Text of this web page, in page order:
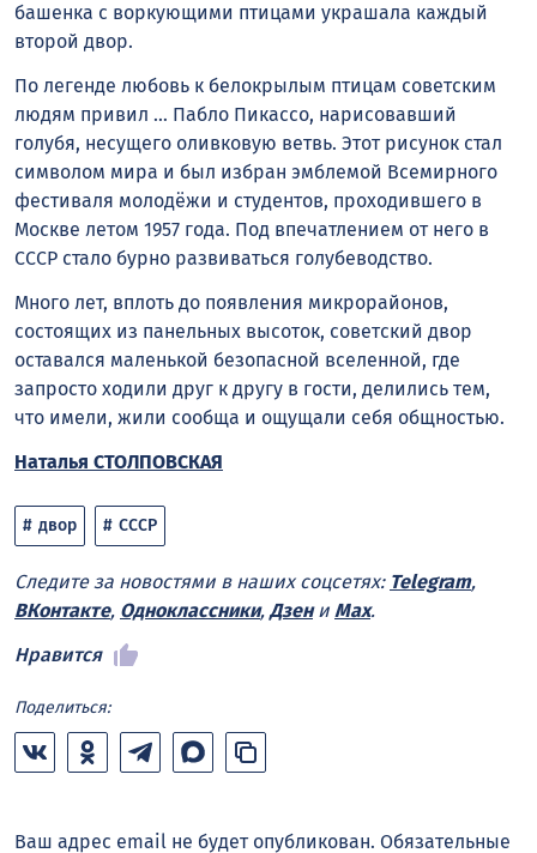
башенка с воркующими птицами украшала каждый
второй двор.
По легенде любовь к белокрылым птицам советским
людям привил … Пабло Пикассо, нарисовавший
голубя, несущего оливковую ветвь. Этот рисунок стал
символом мира и был избран эмблемой Всемирного
фестиваля молодёжи и студентов, проходившего в
Москве летом 1957 года. Под впечатлением от него в
СССР стало бурно развиваться голубеводство.
Много лет, вплоть до появления микрорайонов,
состоящих из панельных высоток, советский двор
оставался маленькой безопасной вселенной, где
запросто ходили друг к другу в гости, делились тем,
что имели, жили сообща и ощущали себя общностью.
Наталья СТОЛПОВСКАЯ
двор СССР
Следите за новостями в наших соцсетях: Telegram,
ВКонтакте, Одноклассники, Дзени Max.
Нравится
Поделиться:
Ваш адрес email не будет опубликован. Обязательные